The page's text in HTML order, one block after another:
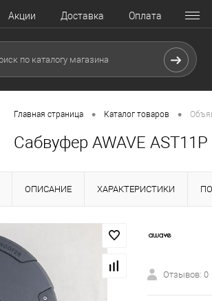
Акции Доставка Оплата
Главная страница • Каталог товаров •
Сабвуфер AWAVE AST11P
ОПИСАНИЕ ХАРАКТЕРИСТИКИ
Отзывов: 0